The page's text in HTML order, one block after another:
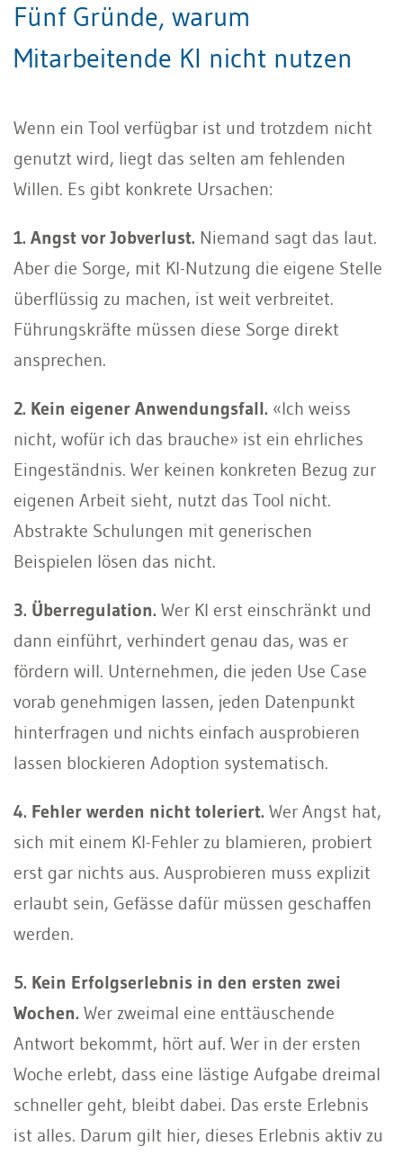
Fünf Gründe, warum
Mitarbeitende KI nicht nutzen
Wenn ein Tool verfügbar ist und trotzdem nicht
genutzt wird, liegt das selten am fehlenden
Willen. Es gibt konkrete Ursachen:
1. Angst vor Jobverlust. Niemand sagt das laut.
Aber die Sorge, mit KI-Nutzung die eigene Stelle
überflüssig zu machen, ist weit verbreitet.
Führungskräfte müssen diese Sorge direkt
ansprechen.
2. Kein eigener Anwendungsfall. «Ich weiss
nicht, wofür ich das brauche» ist ein ehrliches
Eingeständnis. Wer keinen konkreten Bezug zur
eigenen Arbeit sieht, nutzt das Tool nicht.
Abstrakte Schulungen mit generischen
Beispielen lösen das nicht.
3. Überregulation. Wer KI erst einschränkt und
dann einführt, verhindert genau das, was er
fördern will. Unternehmen, die jeden Use Case
vorab genehmigen lassen, jeden Datenpunkt
hinterfragen und nichts einfach ausprobieren
lassen blockieren Adoption systematisch.
4. Fehler werden nicht toleriert. Wer Angst hat,
sich mit einem KI-Fehler zu blamieren, probiert
erst gar nichts aus. Ausprobieren muss explizit
erlaubt sein, Gefässe dafür müssen geschaffen
werden.
5. Kein Erfolgserlebnis in den ersten zwei
Wochen. Wer zweimal eine enttäuschende
Antwort bekommt, hört auf. Wer in der ersten
Woche erlebt, dass eine lästige Aufgabe dreimal
schneller geht, bleibt dabei. Das erste Erlebnis
ist alles. Darum gilt hier, dieses Erlebnis aktiv zu